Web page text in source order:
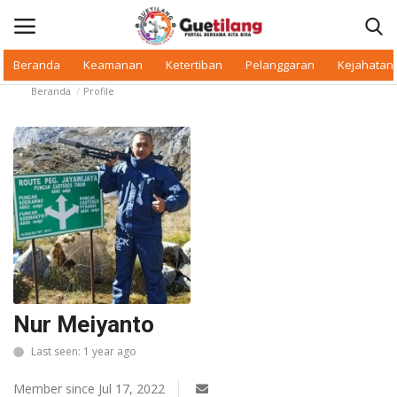
Beranda Keamanan Ketertiban Pelanggaran Kejahatan
Beranda
Daerah
Makan Bergizi
Warkop Digital
Pelanggaran
Ketertiban
Beranda Profile
Nur Meiyanto
Last seen: 1 year ago
Member since Jul 17, 2022